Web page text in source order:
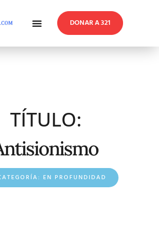
DONAR A 321
TÍTULO:
EN PROFUNDIDAD